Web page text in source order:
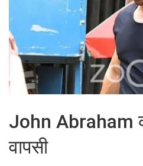
John Abraham
वापसी